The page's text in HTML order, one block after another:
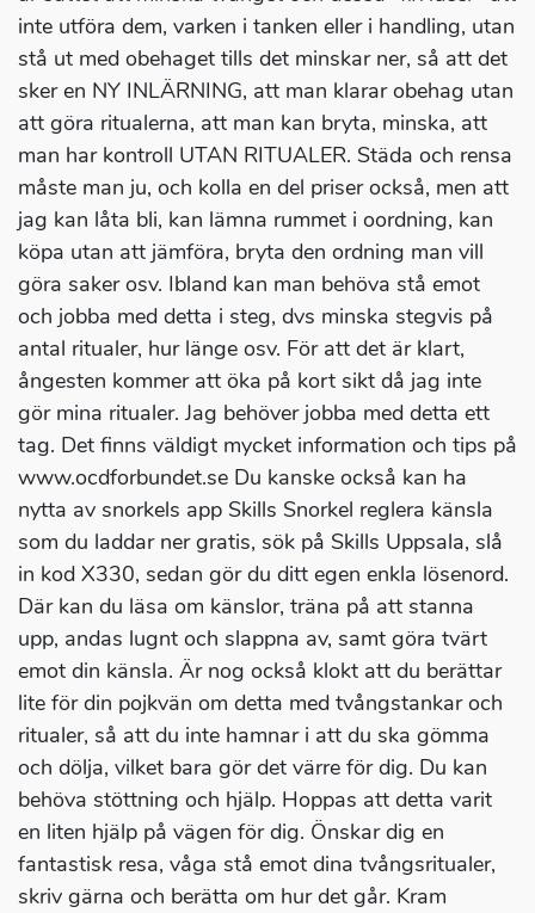
inte utföra dem, varken i tanken eller i handling, utan
stå ut med obehaget tills det minskar ner, så att det
sker en NY INLÄRNING, att man klarar obehag utan
att göra ritualerna, att man kan bryta, minska, att
man har kontroll UTAN RITUALER. Städa och rensa
måste man ju, och kolla en del priser också, men att
jag kan låta bli, kan lämna rummet i oordning, kan
köpa utan att jämföra, bryta den ordning man vill
göra saker osv. Ibland kan man behöva stå emot
och jobba med detta i steg, dvs minska stegvis på
antal ritualer, hur länge osv. För att det är klart,
ångesten kommer att öka på kort sikt då jag inte
gör mina ritualer. Jag behöver jobba med detta ett
tag. Det finns väldigt mycket information och tips på
www.ocdforbundet.se Du kanske också kan ha
nytta av snorkels app Skills Snorkel reglera känsla
som du laddar ner gratis, sök på Skills Uppsala, slå
in kod X330, sedan gör du ditt egen enkla lösenord.
Där kan du läsa om känslor, träna på att stanna
upp, andas lugnt och slappna av, samt göra tvärt
emot din känsla. Är nog också klokt att du berättar
lite för din pojkvän om detta med tvångstankar och
ritualer, så att du inte hamnar i att du ska gömma
och dölja, vilket bara gör det värre för dig. Du kan
behöva stöttning och hjälp. Hoppas att detta varit
en liten hjälp på vägen för dig. Önskar dig en
fantastisk resa, våga stå emot dina tvångsritualer,
skriv gärna och berätta om hur det går. Kram